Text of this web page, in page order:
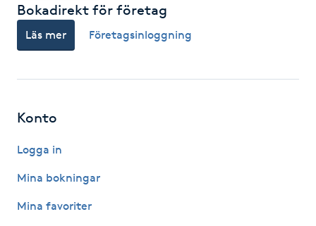
Läpptatuering
Makeup
Manikyr & Pedikyr
Massage
Bokadirekt för företag
Läs mer Företagsinloggning
Konto
Logga in
Mina bokningar
Mina favoriter